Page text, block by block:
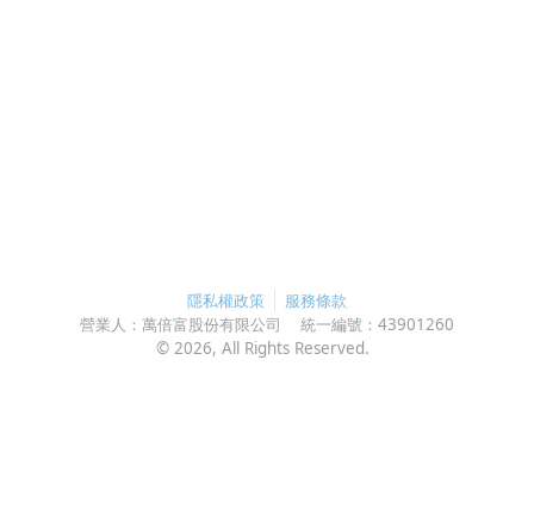
隱私權政策
服務條款
營業人： 萬倍富股份有限公司 統一編號： 43901260
© 2026, All Rights Reserved.